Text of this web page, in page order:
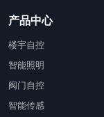
产品中心
楼宇自控
智能照明
阀门自控
智能传感